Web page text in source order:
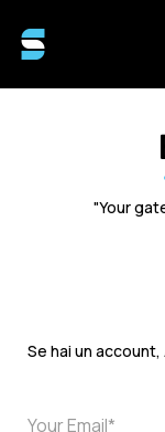
"Your
Se hai un